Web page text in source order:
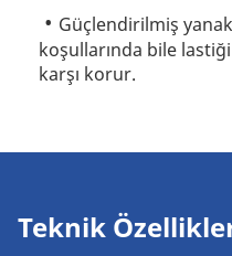
Güçlendirilmiş
koşullarında bile
karşı korur.
Teknik